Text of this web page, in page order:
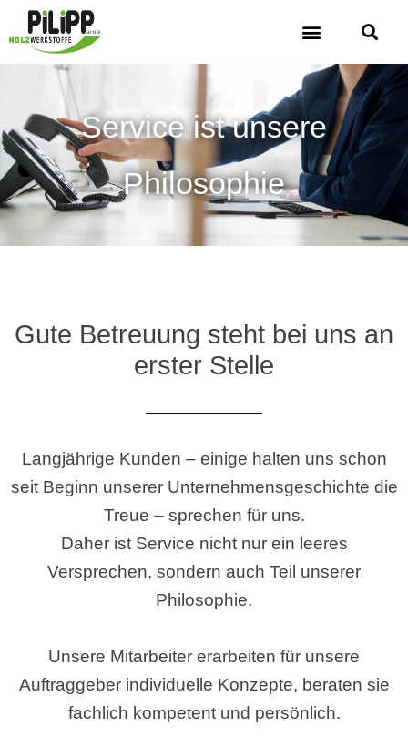
Service ist unsere
Philosophie
Gute Betreuung steht bei uns an
erster Stelle
Langjährige Kunden – einige halten uns schon
seit Beginn unserer Unternehmensgeschichte die
Treue – sprechen für uns.
Daher ist Service nicht nur ein leeres
Versprechen, sondern auch Teil unserer
Philosophie.
Unsere Mitarbeiter erarbeiten für unsere
Auftraggeber individuelle Konzepte, beraten sie
fachlich kompetent und persönlich.